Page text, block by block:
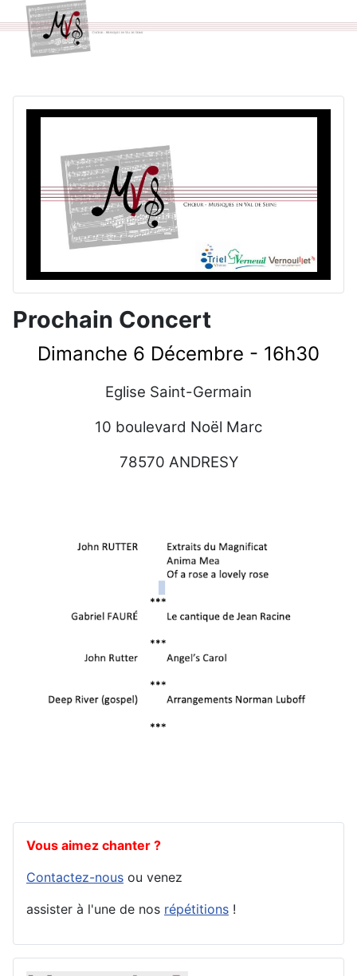
Prochain Concert
Dimanche 6 Décembre - 16h30
Eglise Saint-Germain
10 boulevard Noël Marc
78570 ANDRESY
Vous aimez chanter ?
Contactez-nous ou venez
assister à l'une de nos répétitions !